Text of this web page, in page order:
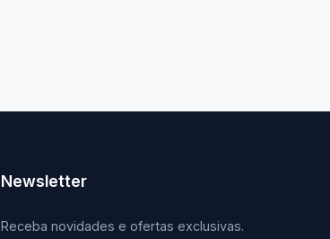
Newsletter
Receba novidades e ofertas exclusivas.